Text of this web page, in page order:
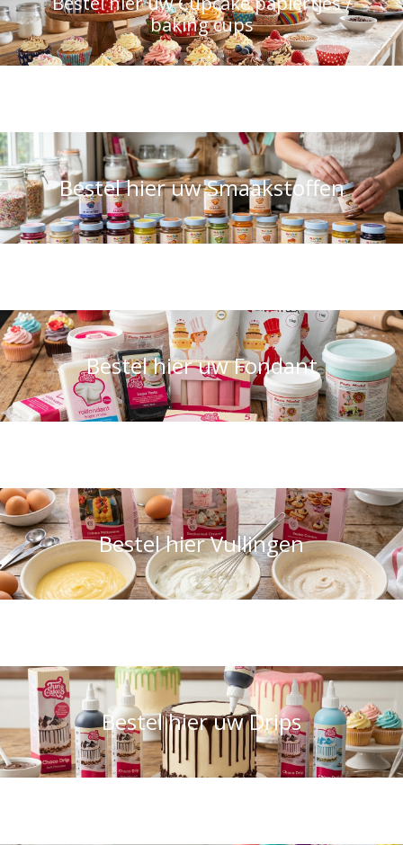
baking cups
Bestel hier uw Smaakstoffen
Bestel hier uw Fondant
Bestel hier Vullingen
Bestel hier uw Drips